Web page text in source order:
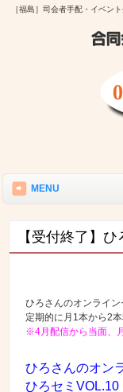
［福島］司会者手配・イベン
MENU
【受付終了】
ひろさんのオンライン
定期的に月1本から2
※4月配信から当面、
ひろさんのオン
ひろセミVOL.10